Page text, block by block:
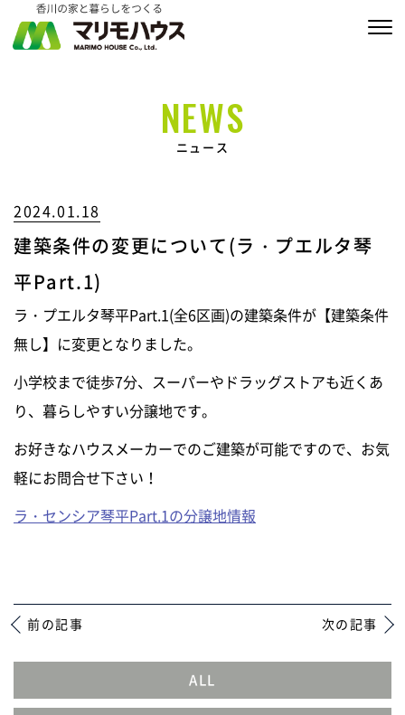
商品ラインナップ
施工実績
会社情報
ブログ
プライバシーポリシー
カスタマーハラスメントに関する基本方針
NEWS
ニュース
2024.01.18
建築条件の変更について(ラ・プエルタ琴
平Part.1)
ラ・プエルタ琴平Part.1(全6区画)の建築条件が【建築条件
無し】に変更となりました。
小学校まで徒歩7分、スーパーやドラッグストアも近くあ
り、暮らしやすい分譲地です。
お好きなハウスメーカーでのご建築が可能ですので、お気
軽にお問合せ下さい！
ラ・センシア琴平Part.1の分譲地情報
前の記事 次の記事
ALL